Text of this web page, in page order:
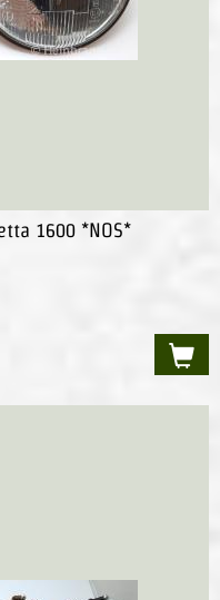
1600 *NOS*